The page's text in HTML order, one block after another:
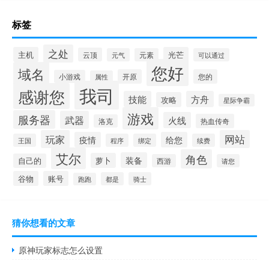
标签
主机 之处 云顶 元气 元素 光芒 可以通过
域名 小游戏 属性 开原 您好 您的
感谢您 我司 技能 攻略 方舟 星际争霸
服务器 武器 洛克 游戏 火线 热血传奇
王国 玩家 疫情 程序 绑定 给您 续费 网站
自己的 艾尔 萝卜 装备 西游 角色 请您
谷物 账号 跑跑 都是 骑士
猜你想看的文章
原神玩家标志怎么设置